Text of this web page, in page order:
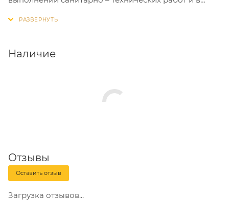
бетонные, кирпичные, пенобетонные стены с
Наличие
Отзывы
Оставить отзыв
Загрузка отзывов...